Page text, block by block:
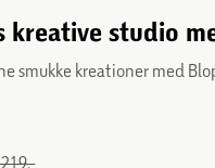
kreative studio
smukke kreationer med